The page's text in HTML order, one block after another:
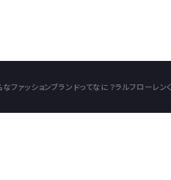
ファッションブランドってなに？ラルフローレン